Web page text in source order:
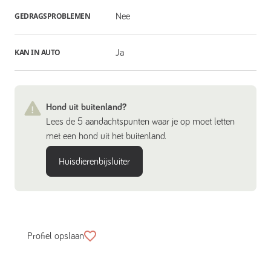
GEDRAGSPROBLEMEN Nee
KAN IN AUTO Ja
Hond uit buitenland?
Lees de 5 aandachtspunten waar je op moet letten
met een hond uit het buitenland.
Huisdierenbijsluiter
Profiel opslaan